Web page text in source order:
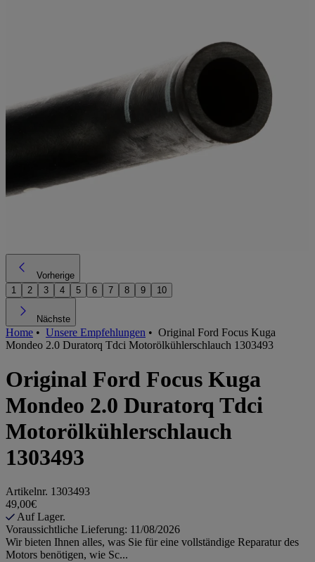
Vorherige
1
2 3 4 5 6 7 8 9 10
Nächste
Home • Unsere Empfehlungen • Original Ford Focus Kuga
Mondeo 2.0 Duratorq Tdci Motorölkühlerschlauch 1303493
Original Ford Focus Kuga
Mondeo 2.0 Duratorq Tdci
Motorölkühlerschlauch
1303493
Artikelnr. 1303493
49,00€
Auf Lager.
Voraussichtliche Lieferung: 11/08/2026
Wir bieten Ihnen alles, was Sie für eine vollständige Reparatur des
Motors benötigen, wie Sc...